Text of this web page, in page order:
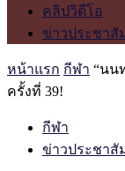
คลิปวิดีโอ
ข่าวประชาสั
หน้าแรก กีฬา “นน
ครั้งที่ 39!
กีฬา
ข่าวประชาสั